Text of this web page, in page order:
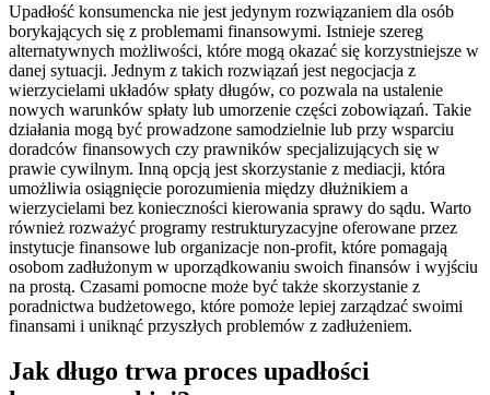
Upadłość konsumencka nie jest jedynym rozwiązaniem dla osób
borykających się z problemami finansowymi. Istnieje szereg
alternatywnych możliwości, które mogą okazać się korzystniejsze w
danej sytuacji. Jednym z takich rozwiązań jest negocjacja z
wierzycielami układów spłaty długów, co pozwala na ustalenie
nowych warunków spłaty lub umorzenie części zobowiązań. Takie
działania mogą być prowadzone samodzielnie lub przy wsparciu
doradców finansowych czy prawników specjalizujących się w
prawie cywilnym. Inną opcją jest skorzystanie z mediacji, która
umożliwia osiągnięcie porozumienia między dłużnikiem a
wierzycielami bez konieczności kierowania sprawy do sądu. Warto
również rozważyć programy restrukturyzacyjne oferowane przez
instytucje finansowe lub organizacje non-profit, które pomagają
osobom zadłużonym w uporządkowaniu swoich finansów i wyjściu
na prostą. Czasami pomocne może być także skorzystanie z
poradnictwa budżetowego, które pomoże lepiej zarządzać swoimi
finansami i uniknąć przyszłych problemów z zadłużeniem.
Jak długo trwa proces upadłości